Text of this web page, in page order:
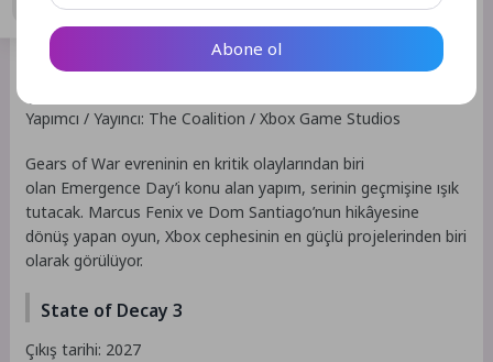
Gears of War: E-Day
Yapımcı / Yayıncı: The Coalition / Xbox Game Studios
Gears of War evreninin en kritik olaylarından biri
olan Emergence Day’i konu alan yapım, serinin geçmişine ışık
tutacak. Marcus Fenix ve Dom Santiago’nun hikâyesine
dönüş yapan oyun, Xbox cephesinin en güçlü projelerinden biri
olarak görülüyor.
State of Decay 3
Çıkış tarihi: 2027
Abone ol